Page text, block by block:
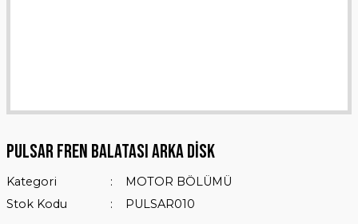
PULSAR FREN BALATASI ARKA DİSK
Kategori
MOTOR BÖLÜMÜ
Stok Kodu
PULSAR010